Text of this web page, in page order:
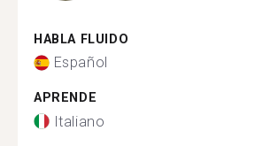
HABLA FLUIDO
Español
APRENDE
Italiano